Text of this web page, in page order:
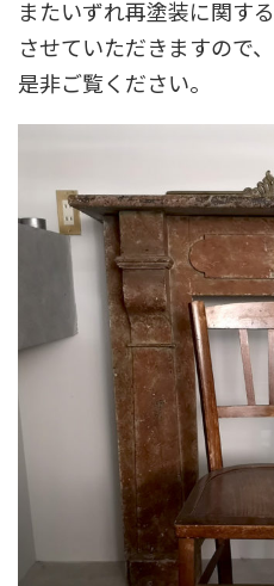
またいずれ再塗装に関す
させていただきますので、
是非ご覧ください。